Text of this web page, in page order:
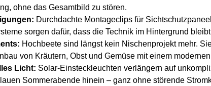
ohne das Gesamtbild zu stören.
Durchdachte Montageclips für
sorgen dafür, dass die Technik im Hintergrund
Hochbeete sind längst kein Nischenprojekt mehr.
von Kräutern, Obst und Gemüse mit einem
Licht: Solar-Einsteckleuchten verlängern auf
Sommerabende hinein – ganz ohne störende